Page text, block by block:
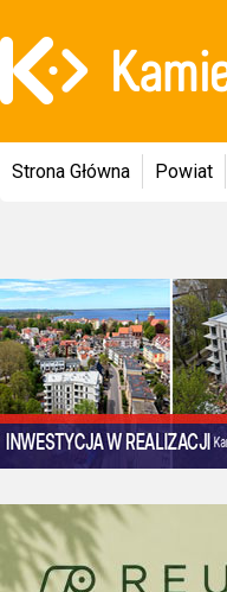
Strona Główna Powiat